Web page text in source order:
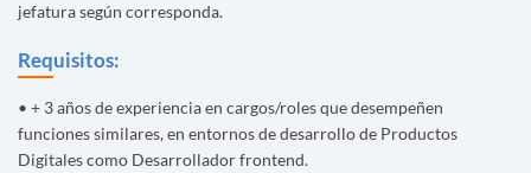
jefatura según corresponda.
Requisitos:
• + 3 años de experiencia en cargos/roles que desempeñen
funciones similares, en entornos de desarrollo de Productos
Digitales como Desarrollador frontend.